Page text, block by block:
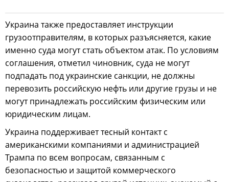
Украина также предоставляет инструкции
грузоотправителям, в которых разъясняется, какие
именно суда могут стать объектом атак. По условиям
соглашения, отметил чиновник, суда не могут
подпадать под украинские санкции, не должны
перевозить российскую нефть или другие грузы и не
могут принадлежать российским физическим или
юридическим лицам.
Украина поддерживает тесный контакт с
американскими компаниями и администрацией
Трампа по всем вопросам, связанным с
безопасностью и защитой коммерческого